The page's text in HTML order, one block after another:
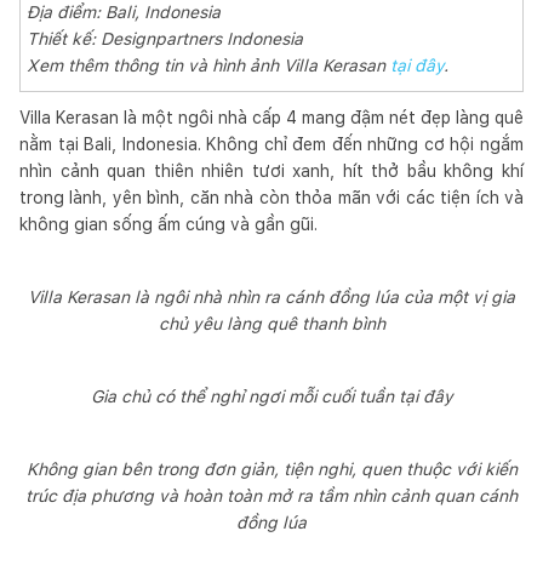
Địa điểm: Bali, Indonesia
Thiết kế: Designpartners Indonesia
Xem thêm thông tin và hình ảnh Villa Kerasan tại đây.
Villa Kerasan là một ngôi nhà cấp 4 mang đậm nét đẹp làng quê
nằm tại Bali, Indonesia. Không chỉ đem đến những cơ hội ngắm
nhìn cảnh quan thiên nhiên tươi xanh, hít thở bầu không khí
trong lành, yên bình, căn nhà còn thỏa mãn với các tiện ích và
không gian sống ấm cúng và gần gũi.
Villa Kerasan là ngôi nhà nhìn ra cánh đồng lúa của một vị gia
chủ yêu làng quê thanh bình
Gia chủ có thể nghỉ ngơi mỗi cuối tuần tại đây
Không gian bên trong đơn giản, tiện nghi, quen thuộc với kiến
trúc địa phương và hoàn toàn mở ra tầm nhìn cảnh quan cánh
đồng lúa